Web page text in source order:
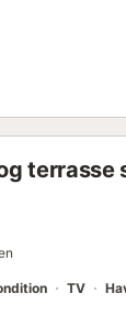
TV